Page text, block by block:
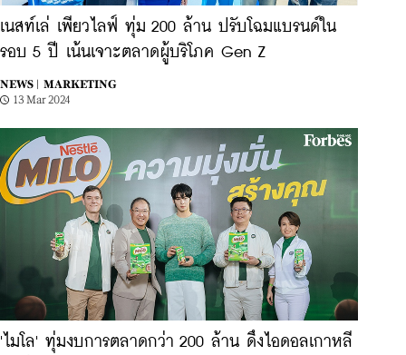
เนสท์เล่ เพียวไลฟ์ ทุ่ม 200 ล้าน ปรับโฉมแบรนด์ใน
รอบ 5 ปี เน้นเจาะตลาดผู้บริโภค Gen Z
NEWS |
MARKETING
13 Mar 2024
'ไมโล' ทุ่มงบการตลาดกว่า 200 ล้าน ดึงไอดอลเกาหลี